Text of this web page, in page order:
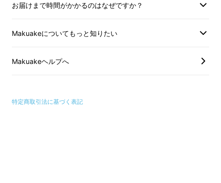
渡御で、天神祭の起源とされています。
この神様のお出ましを祝い、行列を組んでお供
まりで、現在の天神祭では、多くの船が出船し
たことから始まったものなのです。
お届けまで時間がかかるのはなぜですか？
Makuakeについてもっと知りたい
Makuakeヘルプへ
特定商取引法に基づく表記